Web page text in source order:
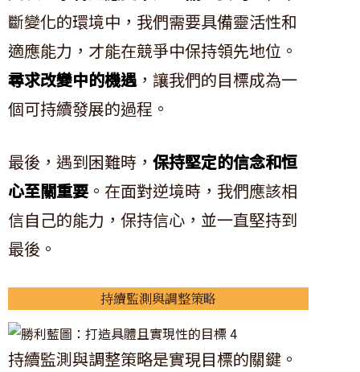
斷變化的環境中，我們需要具備靈活性和
適應能力，才能在競爭中保持領先地位。
尋求改變中的機遇，讓我們的目標成為一
個可持續發展的過程。
最後，遇到困難時， 保持堅定的信念和恒
心至關重要 。在面對逆境時，我們應該相
信自己的能力，保持信心，並一直堅持到
最後。
持續監測與調整策略
持續監測與調整策略是實現目標的關鍵。